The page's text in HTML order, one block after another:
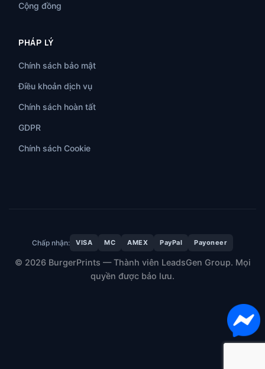
Cộng đồng
PHÁP LÝ
Chính sách bảo mật
Điều khoản dịch vụ
Chính sách hoàn tất
GDPR
Chính sách Cookie
Chấp nhận: VISA MC AMEX PayPal Payoneer
© 2026 BurgerPrints — Thành viên LeadsGen Group. Mọi
quyền được bảo lưu.